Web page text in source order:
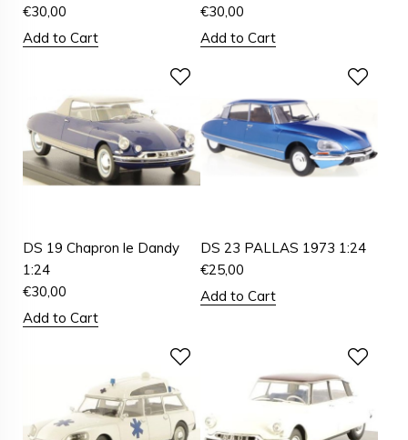
€30,00
Add to Cart
€30,00
Add to Cart
DS 19 Chapron le Dandy
1:24
€30,00
Add to Cart
DS 23 PALLAS 1973 1:24
€25,00
Add to Cart